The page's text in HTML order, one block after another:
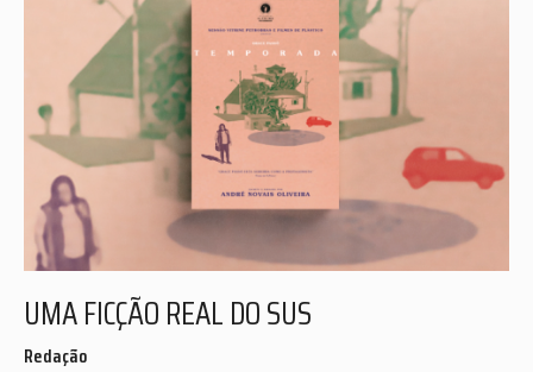
UMA FICÇÃO REAL DO SUS
Redação